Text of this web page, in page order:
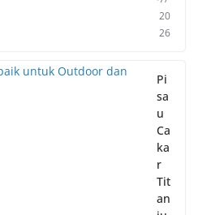
20
26
Pi
sa
u
Ca
ka
r
Tit
an